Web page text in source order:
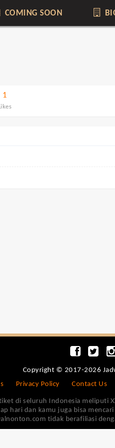
COMING SOON
1
Copyright © 2017-2026
Privacy Policy Contact Us
di seluruh Indonesia meliputi
hari dan kamu juga bisa
tidak berafiliasi